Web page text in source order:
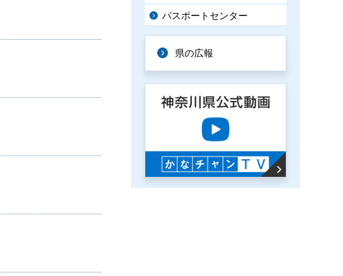
パスポートセンター
県の広報